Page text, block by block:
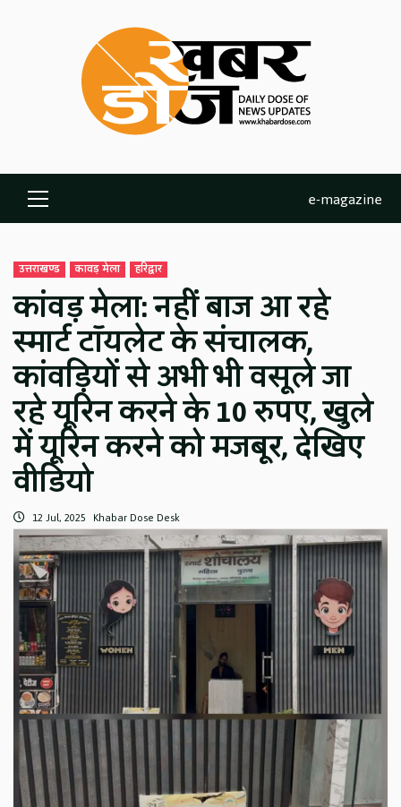
Primary
Menu
e-magazine
उत्तराखण्ड कावड़ मेला हरिद्वार
कांवड़ मेला: नहीं बाज आ रहे
स्मार्ट टॉयलेट के संचालक,
कांवड़ियों से अभी भी वसूले जा
रहे यूरिन करने के 10 रुपए, खुले
में यूरिन करने को मजबूर, देखिए
वीडियो
12 Jul, 2025 Khabar Dose Desk